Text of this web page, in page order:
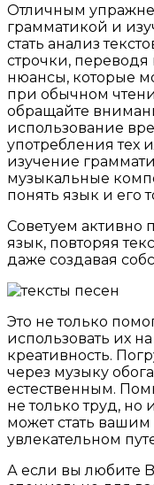
Отличным
грамматикой и
стать анализ
строчки,
нюансы, которые
при обычном
обращайте
использование
употребления тех
изучение
музыкальные
понять язык и его
Советуем активно
язык, повторяя
даже создавая
Это не только
использовать их
креативность.
через музыку
естественным.
не только труд, но
может стать
увлекательном
А если вы любите